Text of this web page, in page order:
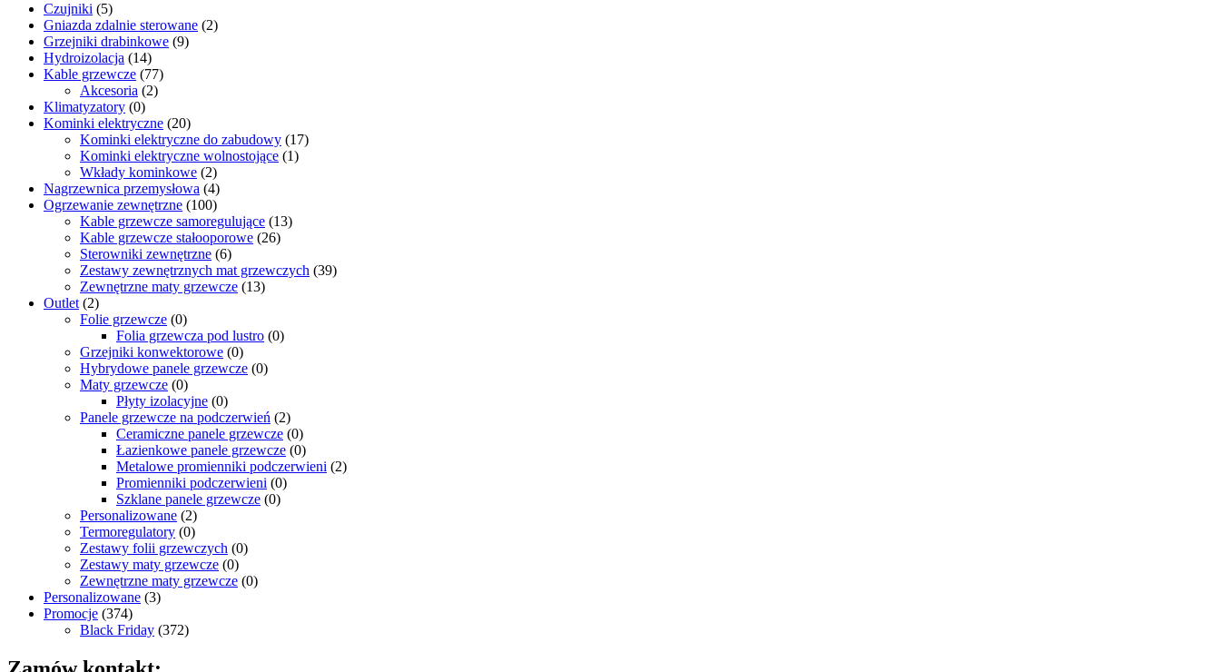
Czujniki (5)
Gniazda zdalnie sterowane (2)
Grzejniki drabinkowe (9)
Hydroizolacja (14)
Kable grzewcze (77)
Akcesoria (2)
Klimatyzatory (0)
Kominki elektryczne (20)
Kominki elektryczne do zabudowy (17)
Kominki elektryczne wolnostojące (1)
Wkłady kominkowe (2)
Nagrzewnica przemysłowa (4)
Ogrzewanie zewnętrzne (100)
Kable grzewcze samoregulujące (13)
Kable grzewcze stałooporowe (26)
Sterowniki zewnętrzne (6)
Zestawy zewnętrznych mat grzewczych (39)
Zewnętrzne maty grzewcze (13)
Outlet (2)
Folie grzewcze (0)
Folia grzewcza pod lustro (0)
Grzejniki konwektorowe (0)
Hybrydowe panele grzewcze (0)
Maty grzewcze (0)
Płyty izolacyjne (0)
Panele grzewcze na podczerwień (2)
Ceramiczne panele grzewcze (0)
Łazienkowe panele grzewcze (0)
Metalowe promienniki podczerwieni (2)
Promienniki podczerwieni (0)
Szklane panele grzewcze (0)
Personalizowane (2)
Termoregulatory (0)
Zestawy folii grzewczych (0)
Zestawy maty grzewcze (0)
Zewnętrzne maty grzewcze (0)
Personalizowane (3)
Promocje (374)
Black Friday (372)